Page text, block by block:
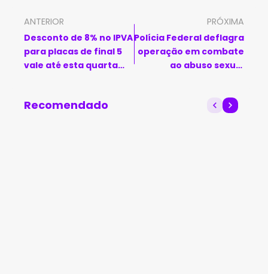
ANTERIOR
Desconto de 8% no IPVA
para placas de final 5
vale até esta quarta
PRÓXIMA
Polícia Federal deflagra
operação em combate
ao abuso sexual
Recomendado